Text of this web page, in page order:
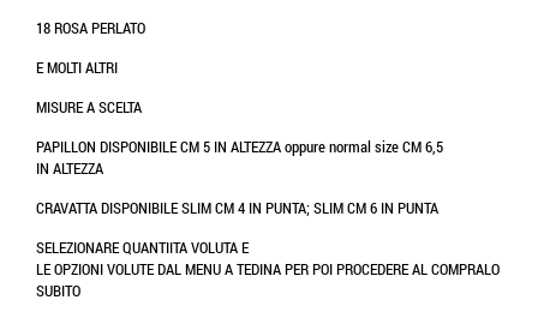
18 ROSA PERLATO
E MOLTI ALTRI
MISURE A SCELTA
PAPILLON DISPONIBILE CM 5 IN ALTEZZA oppure normal size CM 6,5
IN ALTEZZA
CRAVATTA DISPONIBILE SLIM CM 4 IN PUNTA; SLIM CM 6 IN PUNTA
SELEZIONARE QUANTIITA VOLUTA E
LE OPZIONI VOLUTE DAL MENU A TEDINA PER POI PROCEDERE AL COMPRALO
SUBITO